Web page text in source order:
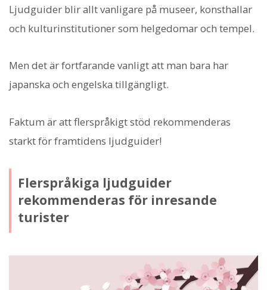
Ljudguider blir allt vanligare på museer, konsthallar
och kulturinstitutioner som helgedomar och tempel.
Men det är fortfarande vanligt att man bara har
japanska och engelska tillgängligt.
Faktum är att flerspråkigt stöd rekommenderas
starkt för framtidens ljudguider!
Flerspråkiga ljudguider
rekommenderas för inresande
turister